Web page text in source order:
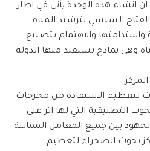
انشاء هذه الوحدة يأتي في اطار
السيسي بترشيد المياه
والاهتمام بتصنيع
وهي نماذج تستفيد منها الدولة
لتعظيم الاستفادة من مخرجات
التطبيقية التي لها اثر على
بين جميع المعامل المماثلة
بحوث الصحراء لتعظيم